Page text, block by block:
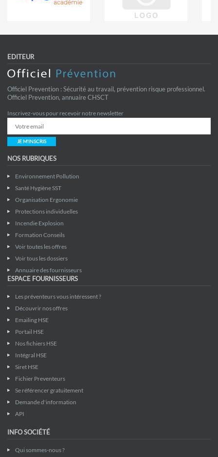
EDITEUR
Officiel Prevention : Sécurité au travail, prévention risque professionnel.
Officiel Prevention, annuaire CHSCT
Inscrivez-vous pour recevoir notre newsletter
JE M'INSCRIS
NOS RUBRIQUES
Environnement Pollution
Santé Hygiène SST
Organisation Ergonomie
Protections individuelles
Incendie Explosion
Formation Conseils
Voir toutes les offres
Voir tous les dossiers
Annuaire des fournisseurs
ESPACE FOURNISSEURS
Les préventeurs vous intéressent ?
Découvrir nos offres
Emailing HSE
Portail HSE
Nos fichiers HSE
Intégral HSE
Siret HSE
Fichier Preventeurs
Se référencer gratuitement
Demande d'information
API
INFO SOCIÉTÉ
Qui sommes-nous ?